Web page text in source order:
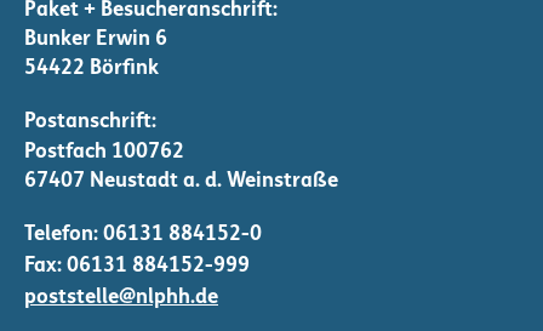
Bunker Erwin 6
54422 Börfink
Telefon: 06131 884152-0
Fax: 06131 884152-999
poststelle@nlphh.de